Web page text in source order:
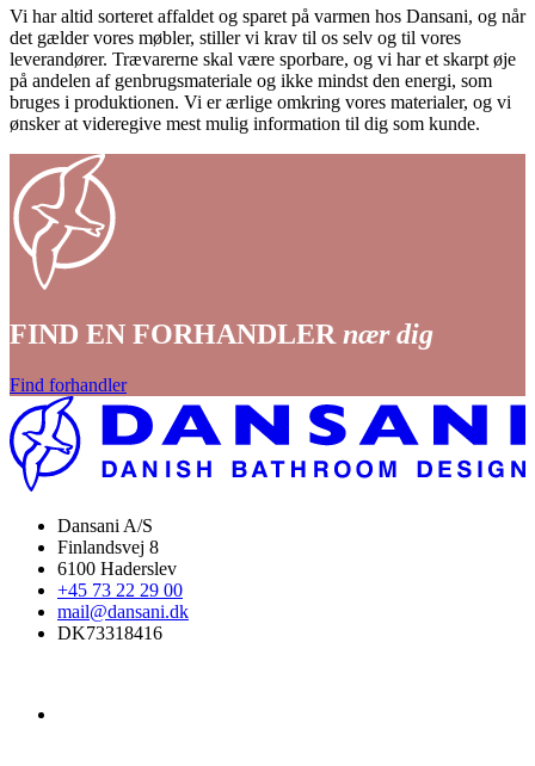
Vi har altid sorteret affaldet og sparet på varmen hos Dansani, og når
det gælder vores møbler, stiller vi krav til os selv og til vores
leverandører. Trævarerne skal være sporbare, og vi har et skarpt øje
på andelen af genbrugsmateriale og ikke mindst den energi, som
bruges i produktionen. Vi er ærlige omkring vores materialer, og vi
ønsker at videregive mest mulig information til dig som kunde.
FIND EN FORHANDLER nær dig
Find forhandler
Dansani A/S
Finlandsvej 8
6100 Haderslev
+45 73 22 29 00
mail@dansani.dk
DK73318416